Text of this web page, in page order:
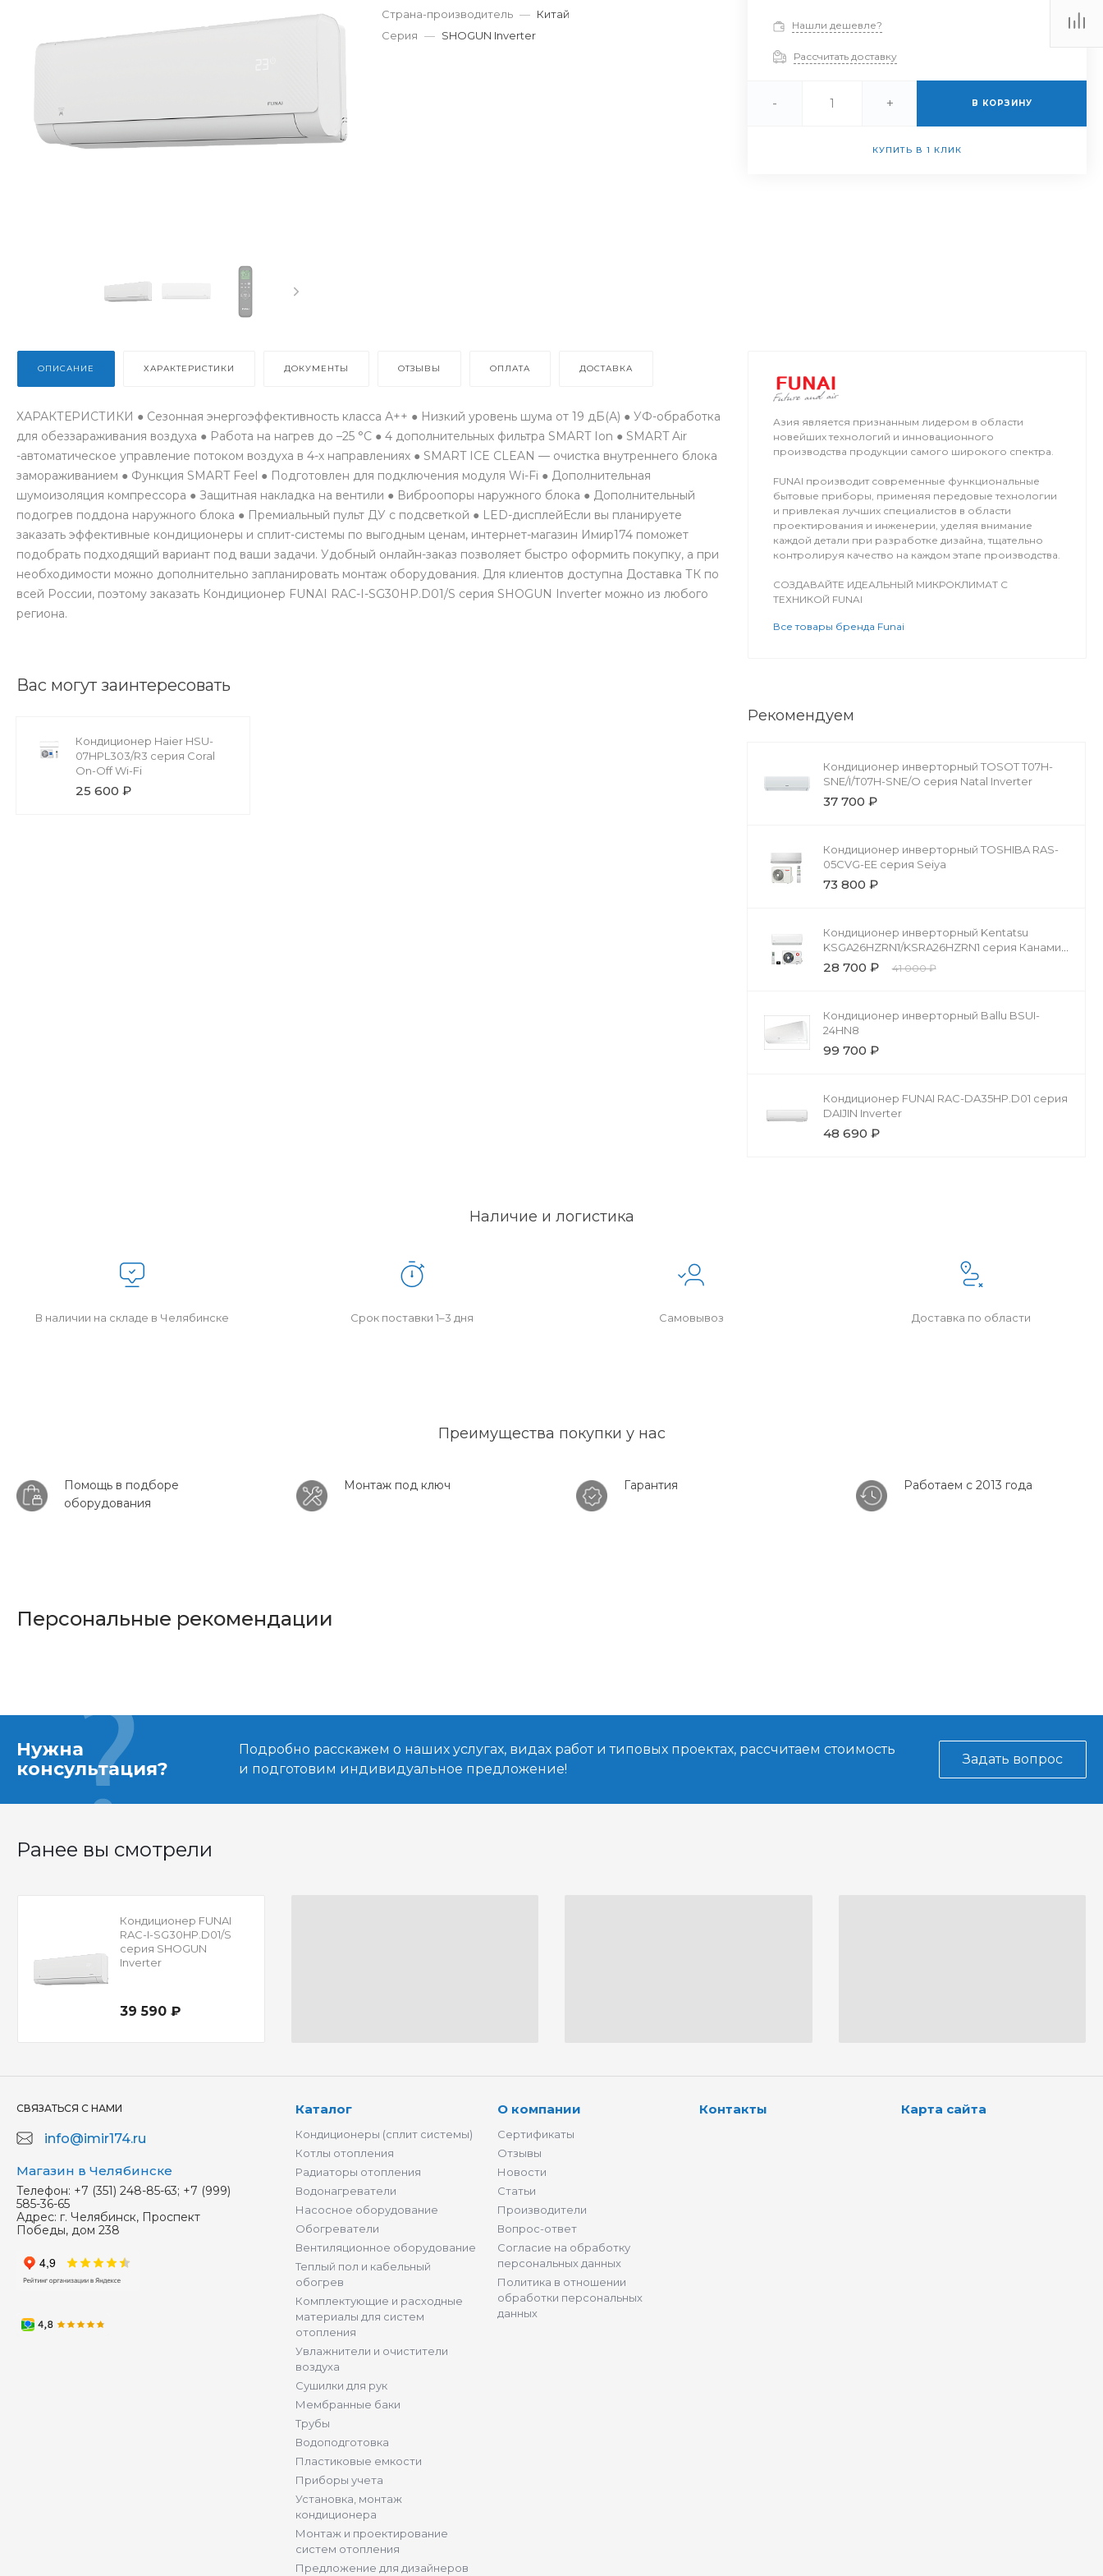
Страна-производитель — Китай
Серия — SHOGUN Inverter
Нашли дешевле?
Рассчитать доставку
- + В КОРЗИНУ
КУПИТЬ В 1 КЛИК
ОПИСАНИЕ ХАРАКТЕРИСТИКИ ДОКУМЕНТЫ ОТЗЫВЫ ОПЛАТА ДОСТАВКА
ХАРАКТЕРИСТИКИ ● Сезонная энергоэффективность класса А++ ● Низкий уровень шума от 19 дБ(А) ● УФ-обработка
для обеззараживания воздуха ● Работа на нагрев до –25 °С ● 4 дополнительных фильтра SMART Ion ● SMART Air
-автоматическое управление потоком воздуха в 4-х направлениях ● SMART ICE CLEAN — очистка внутреннего блока
замораживанием ● Функция SMART Feel ● Подготовлен для подключения модуля Wi-Fi ● Дополнительная
шумоизоляция компрессора ● Защитная накладка на вентили ● Виброопоры наружного блока ● Дополнительный
подогрев поддона наружного блока ● Премиальный пульт ДУ с подсветкой ● LED-дисплейЕсли вы планируете
заказать эффективные кондиционеры и сплит-системы по выгодным ценам, интернет-магазин Имир174 поможет
подобрать подходящий вариант под ваши задачи. Удобный онлайн-заказ позволяет быстро оформить покупку, а при
необходимости можно дополнительно запланировать монтаж оборудования. Для клиентов доступна Доставка ТК по
всей России, поэтому заказать Кондиционер FUNAI RAC-I-SG30HP.D01/S серия SHOGUN Inverter можно из любого
региона.
Вас могут заинтересовать
Кондиционер Haier HSU-
07HPL303/R3 серия Coral
On-Off Wi-Fi
25 600 ₽
Азия является признанным лидером в области
новейших технологий и инновационного
производства продукции самого широкого спектра.
FUNAI производит современные функциональные
бытовые приборы, применяя передовые технологии
и привлекая лучших специалистов в области
проектирования и инженерии, уделяя внимание
каждой детали при разработке дизайна, тщательно
контролируя качество на каждом этапе производства.
СОЗДАВАЙТЕ ИДЕАЛЬНЫЙ МИКРОКЛИМАТ С
ТЕХНИКОЙ FUNAI
Все товары бренда Funai
Рекомендуем
Кондиционер инверторный TOSOT T07H-
SNE/I/T07H-SNE/O серия Natal Inverter
37 700 ₽
Кондиционер инверторный TOSHIBA RAS-
05CVG-EE серия Seiya
73 800 ₽
Кондиционер инверторный Kentatsu
KSGA26HZRN1/KSRA26HZRN1 серия Канами
Инвертор Wi-Fi (Kanami Inverter Wi-Fi)
28 700 ₽ 41 000 ₽
Кондиционер инверторный Ballu BSUI-
24HN8
99 700 ₽
Кондиционер FUNAI RAC-DA35HP.D01 серия
DAIJIN Inverter
48 690 ₽
Наличие и логистика
В наличии на складе в Челябинске Срок поставки 1–3 дня Самовывоз Доставка по области
Преимущества покупки у нас
Помощь в подборе
оборудования
Монтаж под ключ Гарантия Работаем с 2013 года
Персональные рекомендации
Нужна
консультация?
Подробно расскажем о наших услугах, видах работ и типовых проектах, рассчитаем стоимость
и подготовим индивидуальное предложение!
Задать вопрос
Ранее вы смотрели
Кондиционер FUNAI
RAC-I-SG30HP.D01/S
серия SHOGUN
Inverter
39 590 ₽
СВЯЗАТЬСЯ С НАМИ
info@imir174.ru
Магазин в Челябинске
Телефон: +7 (351) 248-85-63; +7 (999)
585-36-65
Адрес: г. Челябинск, Проспект
Победы, дом 238
Каталог
Кондиционеры (сплит системы)
Котлы отопления
Радиаторы отопления
Водонагреватели
Насосное оборудование
Обогреватели
Вентиляционное оборудование
Теплый пол и кабельный
обогрев
Комплектующие и расходные
материалы для систем
отопления
Увлажнители и очистители
воздуха
Сушилки для рук
Мембранные баки
Трубы
Водоподготовка
Пластиковые емкости
Приборы учета
Установка, монтаж
кондиционера
Монтаж и проектирование
систем отопления
Предложение для дизайнеров
О компании
Сертификаты
Отзывы
Новости
Статьи
Производители
Вопрос-ответ
Согласие на обработку
персональных данных
Политика в отношении
обработки персональных
данных
Контакты Карта сайта